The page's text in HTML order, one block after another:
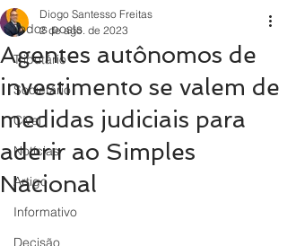
Todos posts
Tributário
Societário
Cível
Notícias
Artigo
Informativo
Decisão
Agentes autônomos de
investimento se valem de
medidas judiciais para
aderir ao Simples
Nacional
Diogo Santesso Freitas
2 de ago. de 2023